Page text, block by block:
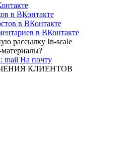
в ВКонтакте
в ВКонтакте
в ВКонтакте
рассылку In-scale
На почту
КЛИЕНТОВ